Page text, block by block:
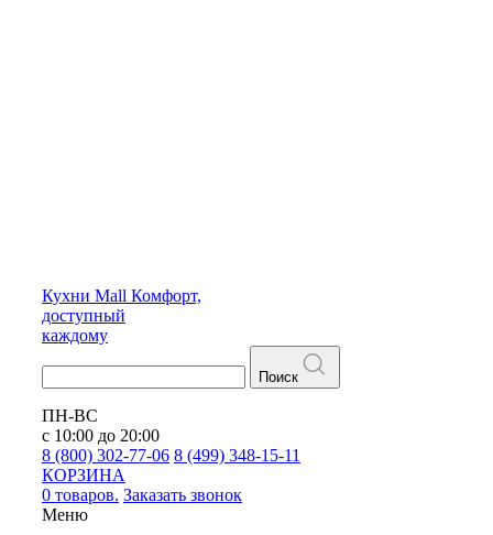
Кухни Mall Комфорт,
доступный
каждому
Поиск
ПН-ВС
с 10:00 до 20:00
8 (800) 302-77-06 8 (499) 348-15-11
КОРЗИНА
0 товаров. Заказать звонок
Меню